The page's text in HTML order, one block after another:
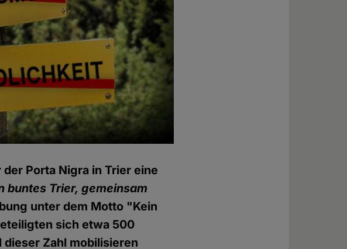
Porta Nigra in Trier eine
buntes Trier, gemeinsam
unter dem Motto "Kein
sich etwa 500
Zahl mobilisieren